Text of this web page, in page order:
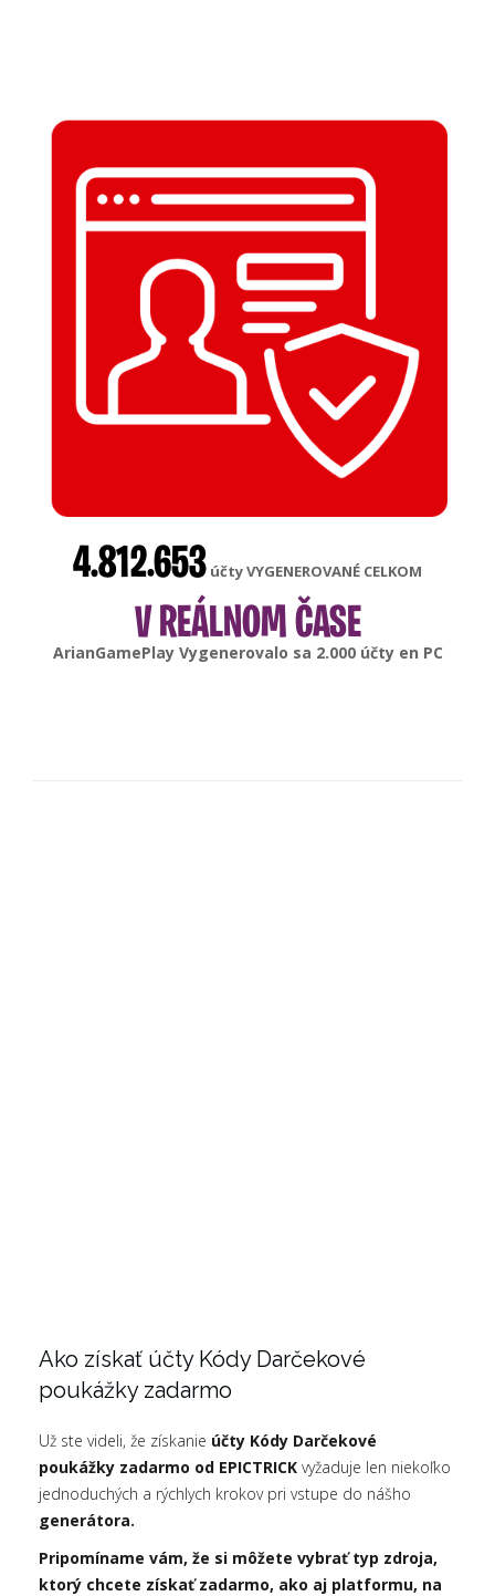
4.812.653 účty VYGENEROVANÉ CELKOM
V REÁLNOM ČASE
gonsabellaVygenerovalo sa6.000účty enAndroid
Ako získať účty Kódy Darčekové
poukážky zadarmo
Už ste videli, že získanie účty Kódy Darčekové
poukážky zadarmo od EPICTRICK vyžaduje len niekoľko
jednoduchých a rýchlych krokov pri vstupe do nášho
generátora.
Pripomíname vám, že si môžete vybrať typ zdroja,
ktorý chcete získať zadarmo, ako aj platformu, na